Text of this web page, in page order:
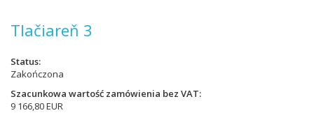
Tlačiareň 3
Status
Zakończona
Szacunkowa wartość zamówienia bez VAT
9 166,80 EUR